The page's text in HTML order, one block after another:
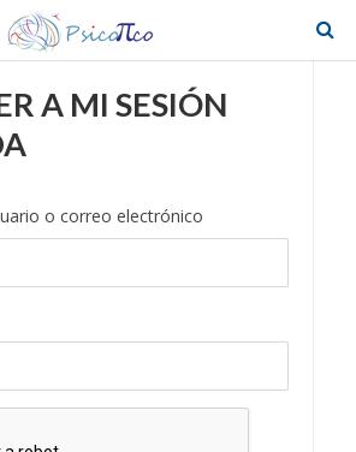
A MI SESIÓN
o correo electrónico